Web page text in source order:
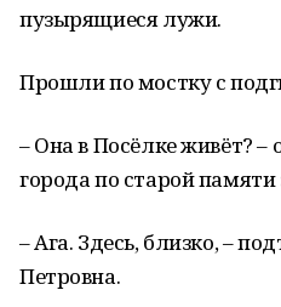
пузырящиеся лужи.
Прошли по мостку с
– Она в Посёлке живёт? –
города по старой
– Ага. Здесь, близко, –
Петровна.